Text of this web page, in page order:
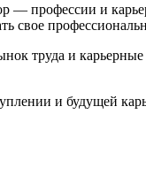
— профессии и
свое
труда и
и будущей